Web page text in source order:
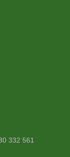
332 561